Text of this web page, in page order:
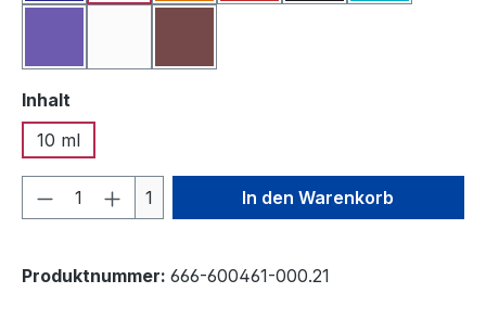
Inhalt
10 ml
Produkt Anzahl: Gib den
1 In den Warenkorb
Produktnummer: 666-600461-000.21